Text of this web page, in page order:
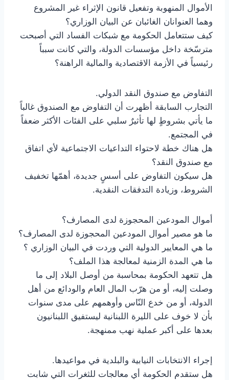
الأموال المنهوبة وتفعيل قانون الإثراء غير المشروع
وهما العنوانان الغائبان عن البيان الوزاري؟
كيف ستتعامل الحكومة مع شبكات الفساد التي أصبحت
مترسّخة داخل مؤسسات الدولة، والتي كانت سبباً
رئيسياً في الأزمة الاقتصادية والمالية الراهنة؟
التفاوض مع صندوق النقد الدولي.
التجارب السابقة أظهرت أن التفاوض مع الصندوق غالباً
ما يأتي بشروطٍ لها تأثيرٌ سلبي على الفئات الأكثر ضعفاً
في المجتمع.
هل هناك خطة لاحتواء التداعيات الاجتماعية لأي اتفاق
مع صندوق النقد؟
هل سيكون التفاوض على أسسٍ جديدة، أهمّها تخفيف
الشروط، وزيادة التدفقات النقدية.
أموال المودعين المحجوزة لدى المصارف؟
ما هو مصير أموال المودعين المحجوزة لدى المصارف؟
ما هي المعايير الدولية التي وردت في البيان الوزاري ؟
ما هي المدة الزمنية لمعالجة هذا الملف؟
هل تتعهد الحكومة بمحاسبة من أوصل البلاد إلى ما
وصلت إليه، أو من هرّب المال العام والودائع من أهل
الدولة، أو من خدع النّاس وأوهمهم على مدى سنوات
بأن لا خوف على الليرة اللبنانية ليستفيق اللبنانيون
بعدها على أكبر عملية نهب ممنهجة.
إجراء الانتخابات النيابية والبلدية في مواعيدها.
هل ستقدم الحكومة أي معالجات للثغرات التي شابت